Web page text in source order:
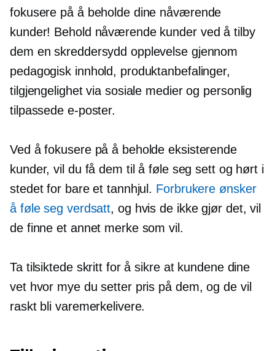
fokusere på å beholde dine nåværende
kunder! Behold nåværende kunder ved å tilby
dem en skreddersydd opplevelse gjennom
pedagogisk innhold, produktanbefalinger,
tilgjengelighet via sosiale medier og personlig
tilpassede e-poster.
Ved å fokusere på å beholde eksisterende
kunder, vil du få dem til å føle seg sett og hørt i
stedet for bare et tannhjul. Forbrukere ønsker
å føle seg verdsatt, og hvis de ikke gjør det, vil
de finne et annet merke som vil.
Ta tilsiktede skritt for å sikre at kundene dine
vet hvor mye du setter pris på dem, og de vil
raskt bli varemerkelivere.